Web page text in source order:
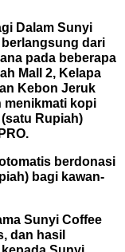
Dalam Sunyi
dari
pada beberapa
Mall 2, Kelapa
Kebon Jeruk
menikmati kopi
Rupiah)
berdonasi
bagi kawan-
Sunyi Coffee
dan hasil